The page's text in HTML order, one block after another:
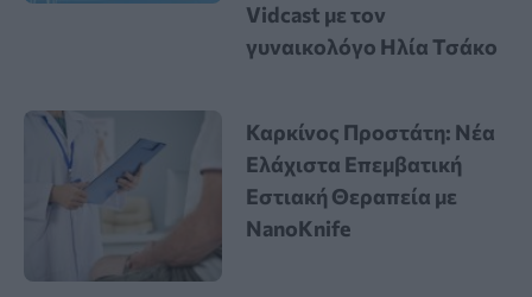
Vidcast με τον
γυναικολόγο Ηλία Τσάκο
Καρκίνος Προστάτη: Νέα
Ελάχιστα Επεμβατική
Εστιακή Θεραπεία με
NanoKnife